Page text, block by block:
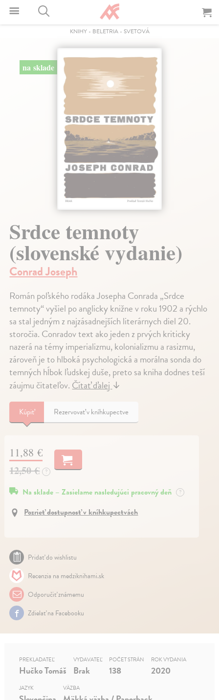
KNIHY- BELETRIA- SVETOVÁ
na sklade
Srdce temnoty
(slovenské vydanie)
Conrad Joseph
Román poľského rodáka Josepha Conrada „Srdce
temnoty“ vyšiel po anglicky knižne v roku 1902 a rýchlo
sa stal jedným z najzásadnejších literárnych diel 20.
storočia. Conradov text ako jeden z prvých kriticky
nazerá na témy imperializmu, kolonializmu a rasizmu,
zároveň je to hlboká psychologická a morálna sonda do
temných hĺbok ľudskej duše, preto sa kniha dodnes teší
záujmu čitateľov.Čítať ďalej↓
Kúpiť Rezervovať v kníhkupectve
11,88 €
12,50 € ?
Na sklade – Zasielame nasledujúci pracovný deň ?
Pozrieť dostupnosť v kníhkupectvách
Pridať do wishlistu
Recenzia na medziknihami.sk
Odporučiť známemu
Zdielať na Facebooku
PREKLADATEĽ
Hučko Tomáš
VYDAVATEĽ
Brak
POČET STRÁN
138
ROK VYDANIA
2020
JAZYK VÄZBA